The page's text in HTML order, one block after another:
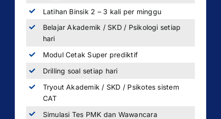
Latihan Binsik 2 – 3 kali per minggu
Belajar Akademik / SKD / Psikologi setiap
hari
Modul Cetak Super prediktif
Drilling soal setiap hari
Tryout Akademik / SKD / Psikotes sistem
CAT
Simulasi Tes PMK dan Wawancara